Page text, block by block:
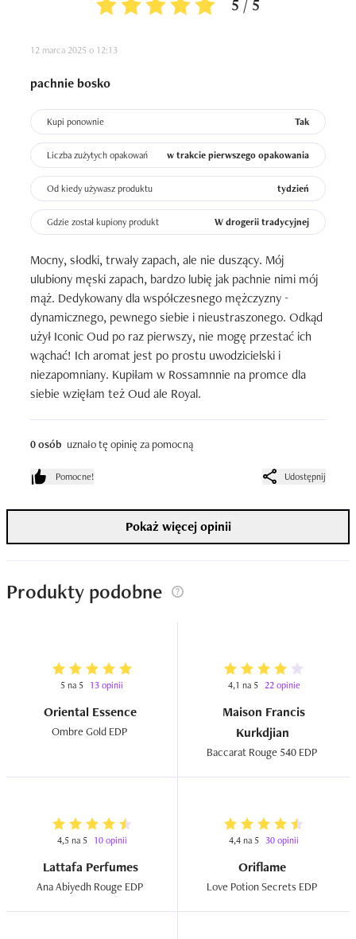
5 / 5
12 marca 2025 o 12:13
pachnie bosko
Kupi ponownie Tak
Liczba zużytych opakowań w trakcie pierwszego opakowania
Od kiedy używasz produktu tydzień
Gdzie został kupiony produkt W drogerii tradycyjnej
Mocny, słodki, trwały zapach, ale nie duszący. Mój
ulubiony męski zapach, bardzo lubię jak pachnie nimi mój
mąż. Dedykowany dla współczesnego mężczyzny -
dynamicznego, pewnego siebie i nieustraszonego. Odkąd
użył Iconic Oud po raz pierwszy, nie mogę przestać ich
wąchać! Ich aromat jest po prostu uwodzicielski i
niezapomniany. Kupiłam w Rossamnnie na promce dla
siebie wzięłam też Oud ale Royal.
0 osób uznało tę opinię za pomocną
Pomocne! Udostępnij
Pokaż więcej opinii
Produkty podobne
5 na 5 13 opinii
Oriental Essence
4,1 na 5 22 opinie
Maison Francis
Kurkdjian
4,5 na 5 10 opinii
Lattafa Perfumes
4,4 na 5 30 opinii
Oriflame